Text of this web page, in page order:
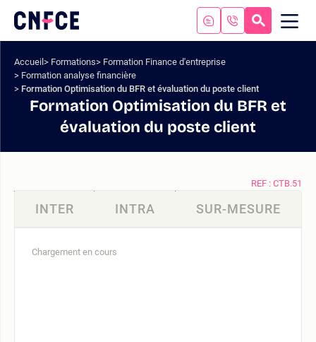
contenu
menu
Logo
site
Accueil Formations
Formation Finance d'entreprise
Formation analyse financière
Formation Optimisation du BFR et évaluation du poste client
Formation Optimisation du BFR et
évaluation du poste client
REF : CTB.51
INTER INTRA SUR-MESURE